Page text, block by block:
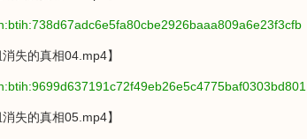
消失的真相04.mp4】
消失的真相05.mp4】